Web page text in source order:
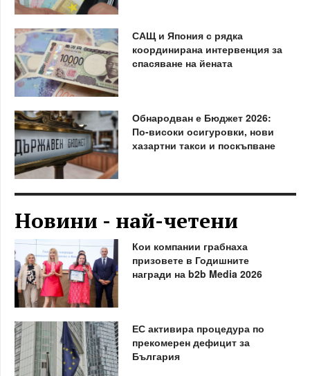
САЩ и Япония с рядка
координирана интервенция за
спасяване на йената
Обнародван е Бюджет 2026:
По-високи осигуровки, нови
хазартни такси и поскъпване
Новини - най-четени
Кои компании грабнаха
призовете в Годишните
награди на b2b Media 2026
ЕС активира процедура по
прекомерен дефицит за
България